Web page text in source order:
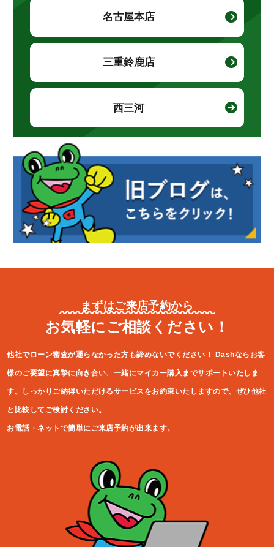
名古屋本店
三重鈴鹿店
西三河
まずはご来店予約から
お気軽にご相談ください！
他社でローン審査が通らなかった方も諦めないでください！ Dashならお客
様のご要望に真摯に向き合い、一緒にマイカー購入ま でサポートいたしま
す。しっかりご納得いただけるサービスをお約束いたしますので、ぜひ他社
と比較してご検討ください。
お電話・ネットで簡単にご来店予約が出来ます。